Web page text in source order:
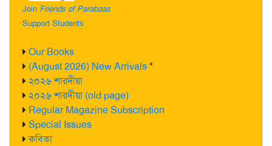
Join Friends of Parabaas
Support Students
Our Books
(August 2026) New Arrivals*
২০২৬ শারদীয়া
২০২৬ শারদীয়া (old page)
Regular Magazine Subscription
Special Issues
কবিতা